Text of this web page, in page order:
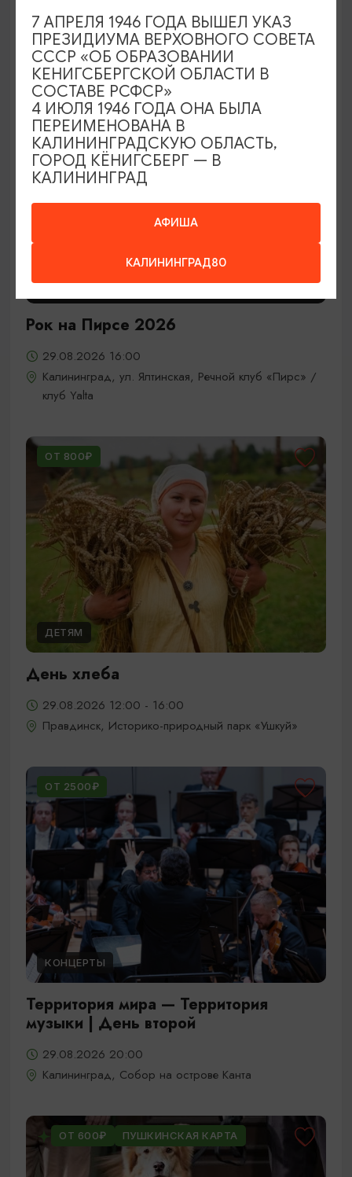
29.08.2026 12:00
Калининград, Центральный парк культуры и отдыха
ОТ 2400₽
КОНЦЕРТЫ
Рок на Пирсе 2026
29.08.2026 16:00
Калининград, ул. Ялтинская, Речной клуб «Пирс» /
клуб Yalta
ОТ 800₽
ДЕТЯМ
День хлеба
29.08.2026 12:00 - 16:00
Правдинск, Историко-природный парк «Ушкуй»
ОТ 2500₽
КОНЦЕРТЫ
Территория мира — Территория
музыки | День второй
29.08.2026 20:00
Калининград, Собор на острове Канта
ОТ 600₽ ПУШКИНСКАЯ КАРТА
АФИША
КАЛИНИНГРАД80
7 АПРЕЛЯ 1946 ГОДА ВЫШЕЛ УКАЗ
ПРЕЗИДИУМА ВЕРХОВНОГО СОВЕТА
СССР «ОБ ОБРАЗОВАНИИ
КЕНИГСБЕРГСКОЙ ОБЛАСТИ В
СОСТАВЕ РСФСР»
4 ИЮЛЯ 1946 ГОДА ОНА БЫЛА
ПЕРЕИМЕНОВАНА В
КАЛИНИНГРАДСКУЮ ОБЛАСТЬ,
ГОРОД КЁНИГСБЕРГ — В
КАЛИНИНГРАД